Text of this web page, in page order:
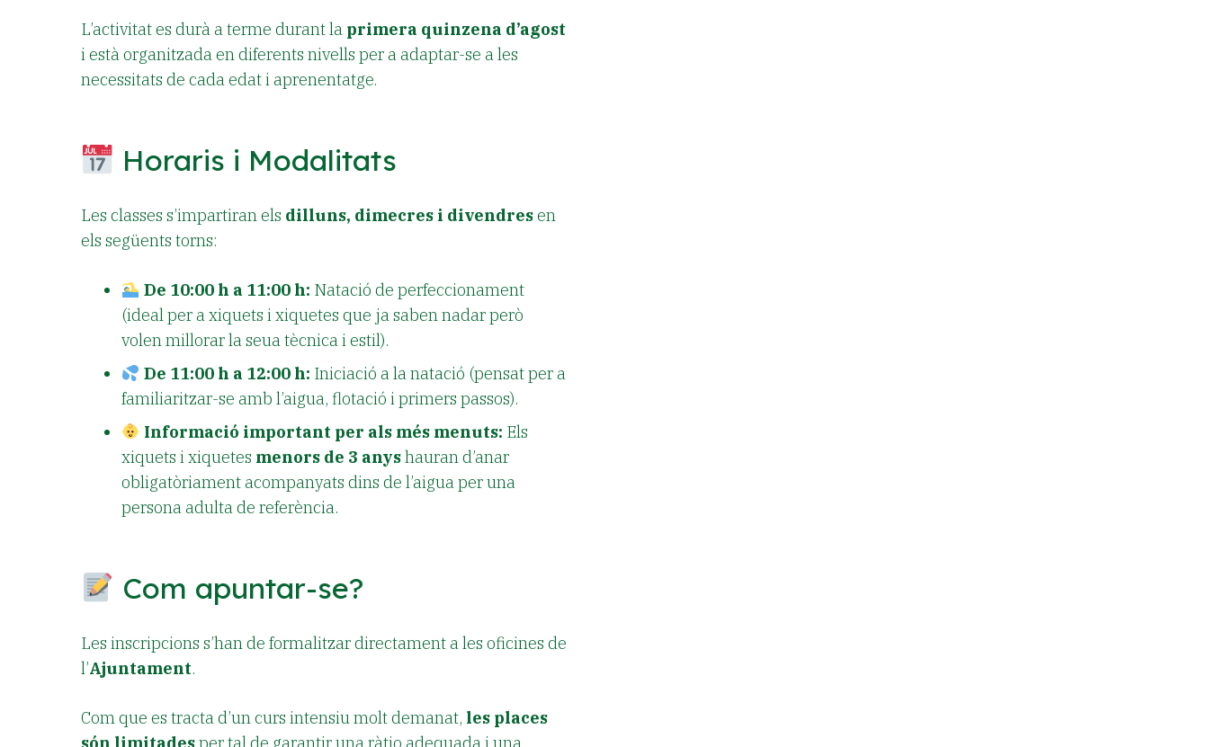
L’activitat es durà a terme durant la primera quinzena d’agost
i està organitzada en diferents nivells per a adaptar-se a les
necessitats de cada edat i aprenentatge.
Horaris i Modalitats
Les classes s’impartiran els dilluns, dimecres i divendresen
els següents torns:
De 10:00 h a 11:00 h: Natació de perfeccionament
(ideal per a xiquets i xiquetes que ja saben nadar però
volen millorar la seua tècnica i estil).
De 11:00 h a 12:00 h: Iniciació a la natació (pensat per a
familiaritzar-se amb l’aigua, flotació i primers passos).
Informació important per als més menuts: Els
xiquets i xiquetes menors de 3 anyshauran d’anar
obligatòriament acompanyats dins de l’aigua per una
persona adulta de referència.
Com apuntar-se?
Les inscripcions s’han de formalitzar directament a les oficines de
l’Ajuntament.
Com que es tracta d’un curs intensiu molt demanat, les places